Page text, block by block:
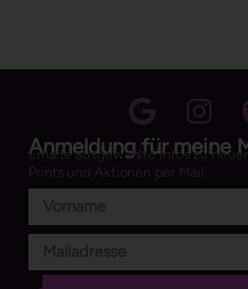
Anmeldung für meine
Erhalte ausgewählte Infos zu
Prints und Aktionen per Mail.